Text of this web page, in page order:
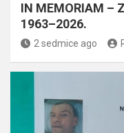
IN MEMORIAM –
1963–2026.
2 sedmice ago